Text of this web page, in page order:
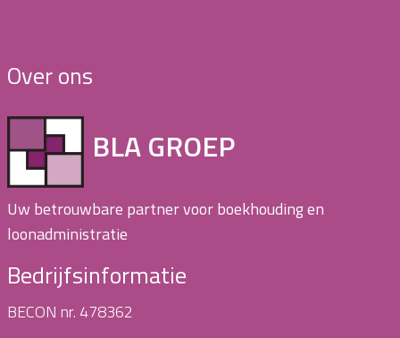
Over ons
BLA GROEP
Uw betrouwbare partner voor boekhouding en
loonadministratie
Bedrijfsinformatie
BECON nr. 478362